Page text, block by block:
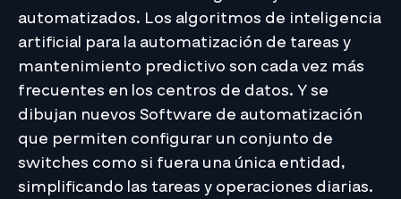
automatizados. Los algoritmos de inteligencia
artificial para la automatización de tareas y
mantenimiento predictivo son cada vez más
frecuentes en los centros de datos. Y se
dibujan nuevos Software de automatización
que permiten configurar un conjunto de
switches como si fuera una única entidad,
simplificando las tareas y operaciones diarias.